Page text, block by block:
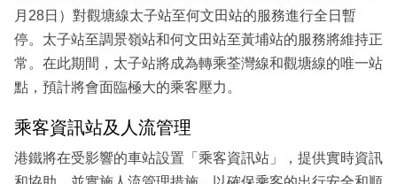
月28日）對觀塘線太子站至何文田站的服務進行全日暫
停。太子站至調景嶺站和何文田站至黃埔站的服務將維持正
常。在此期間，太子站將成為轉乘荃灣線和觀塘線的唯一站
點，預計將會面臨極大的乘客壓力。
乘客資訊站及人流管理
港鐵將在受影響的車站設置「乘客資訊站」，提供實時資訊